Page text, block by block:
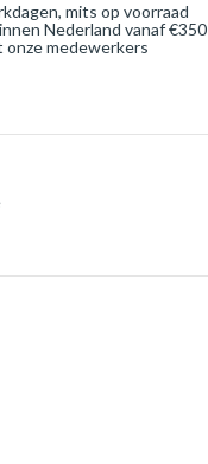
mits op voorraad
Nederland vanaf €350
medewerkers